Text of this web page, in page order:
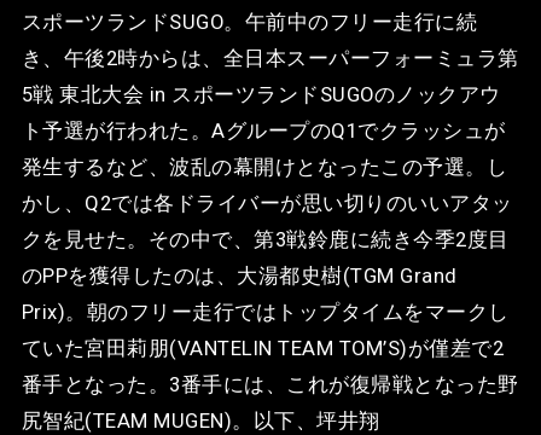
スポーツランドSUGO。午前中のフリー走行に続
き、午後2時からは、全日本スーパーフォーミュラ第
5戦 東北大会 in スポーツランドSUGOのノックアウ
ト予選が行われた。AグループのQ1でクラッシュが
発生するなど、波乱の幕開けとなったこの予選。し
かし、Q2では各ドライバーが思い切りのいいアタッ
クを見せた。その中で、第3戦鈴鹿に続き今季2度目
のPPを獲得したのは、大湯都史樹(TGM Grand
Prix)。朝のフリー走行ではトップタイムをマークし
ていた宮田莉朋(VANTELIN TEAM TOM’S)が僅差で2
番手となった。3番手には、これが復帰戦となった野
尻智紀(TEAM MUGEN)。以下、坪井翔